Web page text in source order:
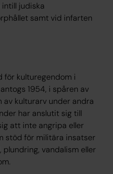
judiska
samt vid infarten
för kulturegendom i
1954, i spåren av
kulturarv under andra
har anslutit sig till
att inte angripa eller
stöd för militära insatser
vandalism eller